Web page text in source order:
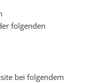
folgenden
bei folgendem